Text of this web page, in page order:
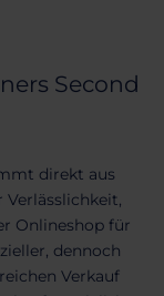
Second
direkt aus
Onlineshop für
dennoch
Verkauf